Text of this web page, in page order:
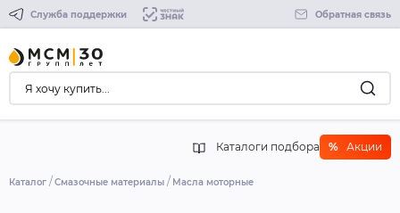
Служба поддержки Обратная связь
Каталоги подбора % Акции
Каталог Смазочные материалы Масла моторные